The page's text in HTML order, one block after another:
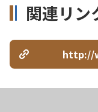
関連リン
http://